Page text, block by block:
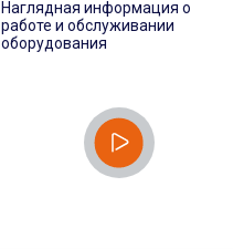
Наглядная информация о
работе и обслуживании
оборудования